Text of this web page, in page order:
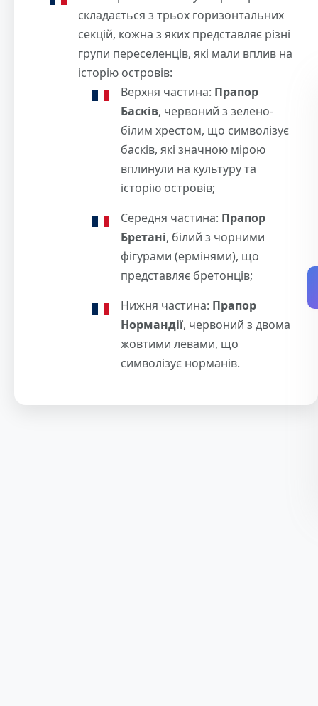
складається з трьох горизонтальних
секцій, кожна з яких представляє різні
групи переселенців, які мали вплив на
історію островів:
Верхня частина: Прапор
Басків, червоний з зелено-
білим хрестом, що символізує
басків, які значною мірою
вплинули на культуру та
історію островів;
Середня частина: Прапор
Бретані, білий з чорними
фігурами (ермінями), що
представляє бретонців;
Нижня частина: Прапор
Нормандії, червоний з двома
жовтими левами, що
символізує норманів.